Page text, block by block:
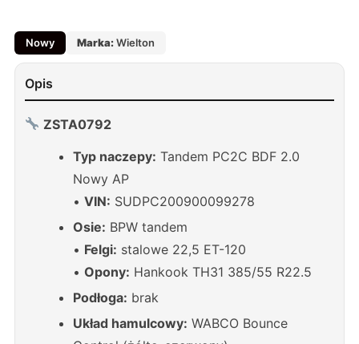
Nowy Marka:Wielton
Opis
ZSTA0792
Typ naczepy: Tandem PC2C BDF 2.0
Nowy AP
• VIN: SUDPC200900099278
Osie: BPW tandem
• Felgi: stalowe 22,5 ET-120
• Opony: Hankook TH31 385/55 R22.5
Podłoga: brak
Układ hamulcowy: WABCO Bounce